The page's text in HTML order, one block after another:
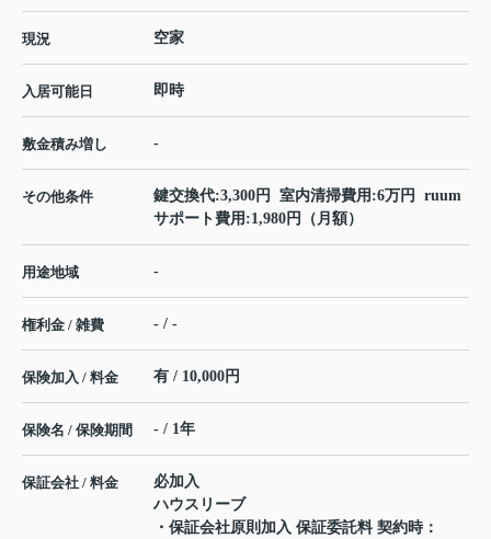
現況 空家
入居可能日 即時
敷金積み増し -
その他条件
鍵交換代:3,300円 室内清掃費用:6万円 ruum
サポート費用:1,980円（月額）
用途地域 -
権利金 / 雑費 - / -
保険加入 / 料金 有 / 10,000円
保険名 / 保険期間 - / 1年
保証会社 / 料金
必加入
ハウスリーブ
・保証会社原則加入 保証委託料 契約時：